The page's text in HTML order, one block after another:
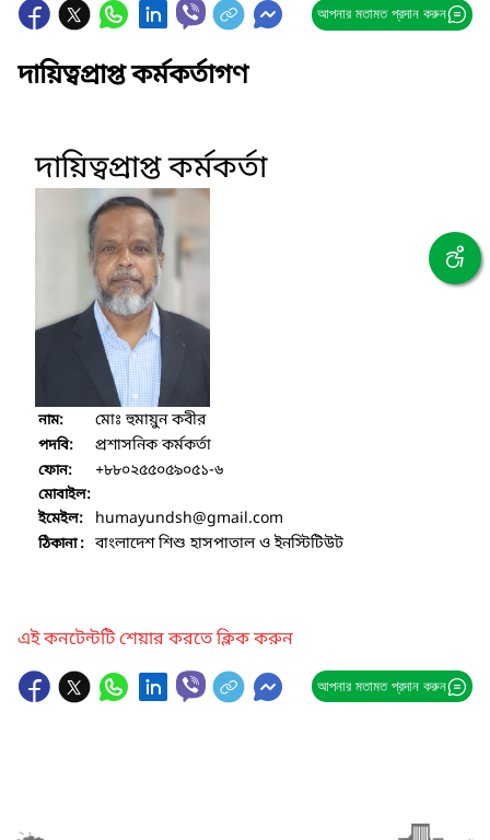
আপনার মতামত প্রদান করুন
দায়িত্বপ্রাপ্ত কর্মকর্তাগণ
দায়িত্বপ্রাপ্ত কর্মকর্তা
নাম: মোঃ হুমায়ুন কবীর
পদবি: প্রশাসনিক কর্মকর্তা
ফোন: +৮৮০২৫৫০৫৯০৫১-৬
মোবাইল:
ইমেইল:
humayundsh@gmail.com
ঠিকানা : বাংলাদেশ শিশু হাসপাতাল ও ইনস্টিটিউট
এই কনটেন্টটি শেয়ার করতে ক্লিক করুন
আপনার মতামত প্রদান করুন